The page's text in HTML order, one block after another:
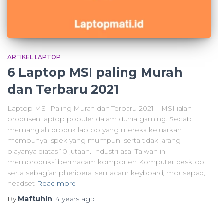
ARTIKEL LAPTOP
6 Laptop MSI paling Murah
dan Terbaru 2021
Laptop MSI Paling Murah dan Terbaru 2021 – MSI ialah
produsen laptop populer dalam dunia gaming. Sebab
memanglah produk laptop yang mereka keluarkan
mempunyai spek yang mumpuni serta tidak jarang
biayanya diatas 10 jutaan. Industri asal Taiwan ini
memproduksi bermacam komponen Komputer desktop
serta sebagian pheriperal semacam keyboard, mousepad,
headset Read more
By Maftuhin, 4 years ago